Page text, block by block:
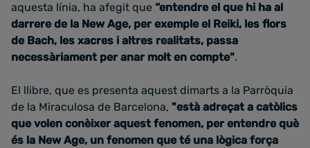
aquesta línia, ha afegit que “entendre el que hi ha al
darrere de la New Age, per exemple el Reiki, les flors
de Bach, les xacres i altres realitats, passa
necessàriament per anar molt en compte".
El llibre, que es presenta aquest dimarts a la Parròquia
de la Miraculosa de Barcelona, "està adreçat a catòlics
que volen conèixer aquest fenomen, per entendre què
és la New Age, un fenomen que té una lògica força